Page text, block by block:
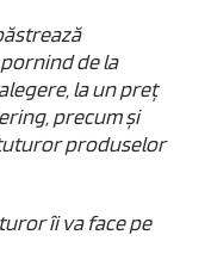
de la
la un preţ
precum şi
produselor
îi va face pe